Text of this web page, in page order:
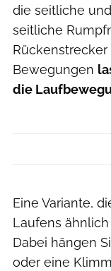
die seitliche
seitliche
Rückenstrecker
Bewegungen
die
Eine Variante,
Laufens ähnlich
Dabei hängen
oder eine